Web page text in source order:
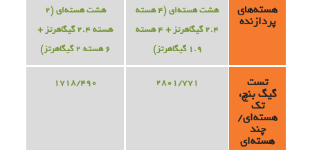
هسته‌های
پردازنده
هشت هسته‌ای (4 هسته
2.4 گیگاهرتز + 4 هسته
1.9 گیگاهرتز)
هشت هسته‌ای (2
هسته 2.4 گیگاهرتز +
6 هسته 2 گیگاهرتز)
تست
گیگ بنچ،
تک
هسته‌ای/
چند
هسته‌ای
2801/771
1718/490